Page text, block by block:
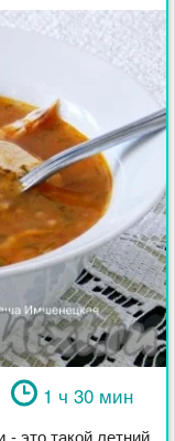
1 ч 30 мин
это такой летний